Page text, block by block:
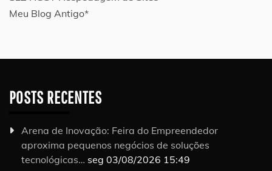
Meu Blog Antigo*
POSTS RECENTES
Arena de Inovação: Feira do Empreendedor
aproxima pequenos negócios de soluções
tecnológicas… seg 03/08/2026 15:49